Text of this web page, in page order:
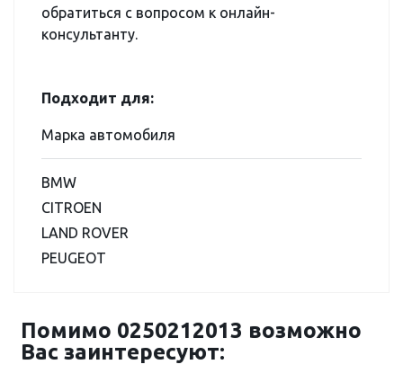
обратиться с вопросом к онлайн-
консультанту.
Подходит для:
Марка автомобиля
BMW
CITROEN
LAND ROVER
PEUGEOT
Помимо 0250212013 возможно
Вас заинтересуют: